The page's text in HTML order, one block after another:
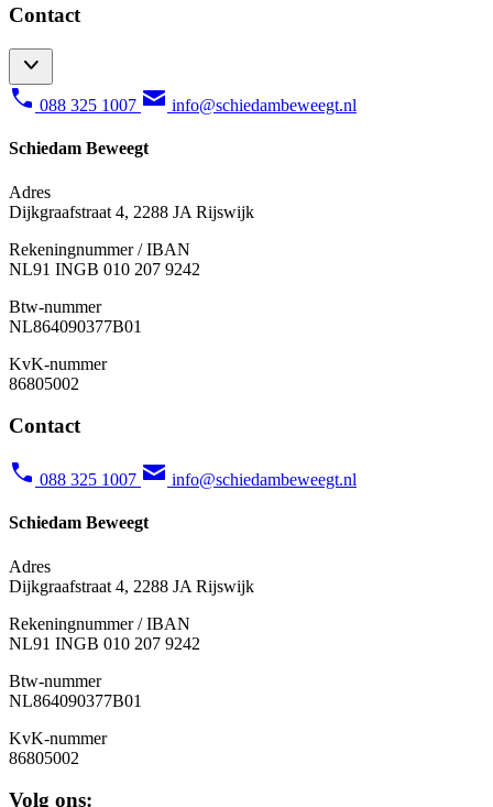
Contact
088 325 1007 info@schiedambeweegt.nl
Schiedam Beweegt
Adres
Dijkgraafstraat 4, 2288 JA Rijswijk
Rekeningnummer / IBAN
NL91 INGB 010 207 9242
Btw-nummer
NL864090377B01
KvK-nummer
86805002
Contact
088 325 1007 info@schiedambeweegt.nl
Schiedam Beweegt
Adres
Dijkgraafstraat 4, 2288 JA Rijswijk
Rekeningnummer / IBAN
NL91 INGB 010 207 9242
Btw-nummer
NL864090377B01
KvK-nummer
86805002
Volg ons: